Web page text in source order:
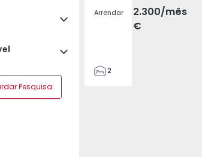
Pesquisa
Arrendar
2.300
€
/mês
2